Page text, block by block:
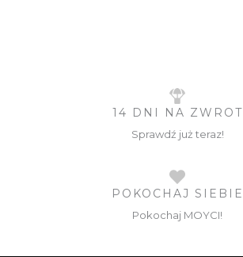
14 DNI NA ZWROT
Sprawdź już teraz!
POKOCHAJ SIEBIE
Pokochaj MOYCI!